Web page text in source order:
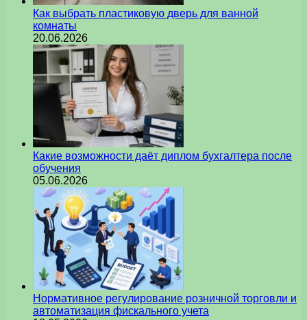
Как выбрать пластиковую дверь для ванной
комнаты
20.06.2026
Какие возможности даёт диплом бухгалтера после
обучения
05.06.2026
Нормативное регулирование розничной торговли и
автоматизация фискального учета